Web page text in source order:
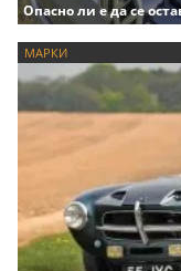
Опасно ли е да се
МАРКИ